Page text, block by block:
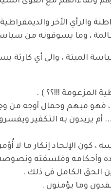
والرأي الأخر
، وما يسوقونه من
، والى أي كارثة
المزعومة !!!؟؟ ) .
، فهو مبهم وحمال أوجه من
أم يريدون به التكفير
الإلحاد إنكار ما لا
وأحكامه وفلسفته
الحق الكامل في ذلك .
وما يؤمنون .